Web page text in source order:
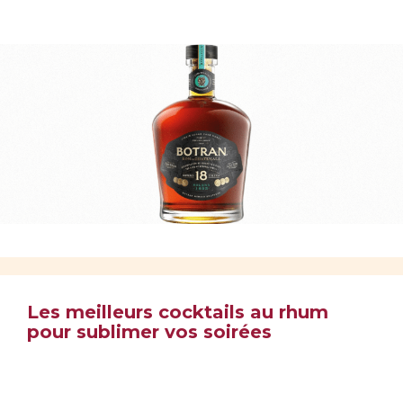
Les meilleurs cocktails au rhum
pour sublimer vos soirées